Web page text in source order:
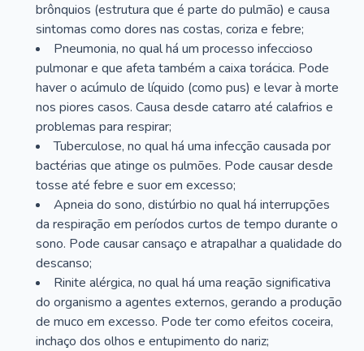
brônquios (estrutura que é parte do pulmão) e causa
sintomas como dores nas costas, coriza e febre;
Pneumonia, no qual há um processo infeccioso
pulmonar e que afeta também a caixa torácica. Pode
haver o acúmulo de líquido (como pus) e levar à morte
nos piores casos. Causa desde catarro até calafrios e
problemas para respirar;
Tuberculose, no qual há uma infecção causada por
bactérias que atinge os pulmões. Pode causar desde
tosse até febre e suor em excesso;
Apneia do sono, distúrbio no qual há interrupções
da respiração em períodos curtos de tempo durante o
sono. Pode causar cansaço e atrapalhar a qualidade do
descanso;
Rinite alérgica, no qual há uma reação significativa
do organismo a agentes externos, gerando a produção
de muco em excesso. Pode ter como efeitos coceira,
inchaço dos olhos e entupimento do nariz;